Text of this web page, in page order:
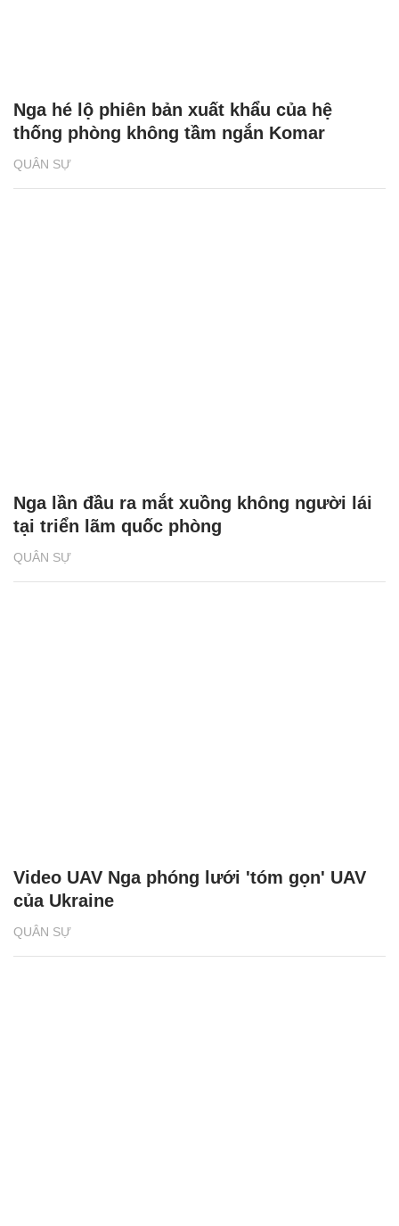
QUÂN SỰ
Nga hé lộ phiên bản xuất khẩu của hệ
thống phòng không tầm ngắn Komar
QUÂN SỰ
Nga lần đầu ra mắt xuồng không người lái
tại triển lãm quốc phòng
QUÂN SỰ
Video UAV Nga phóng lưới 'tóm gọn' UAV
của Ukraine